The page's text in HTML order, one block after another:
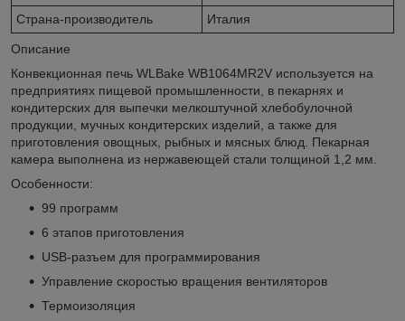
Страна-производитель
Италия
Описание
Конвекционная печь WLBake WB1064MR2V используется на
предприятиях пищевой промышленности, в пекарнях и
кондитерских для выпечки мелкоштучной хлебобулочной
продукции, мучных кондитерских изделий, а также для
приготовления овощных, рыбных и мясных блюд. Пекарная
камера выполнена из нержавеющей стали толщиной 1,2 мм.
Особенности:
99 программ
6 этапов приготовления
USB-разъем для программирования
Управление скоростью вращения вентиляторов
Термоизоляция